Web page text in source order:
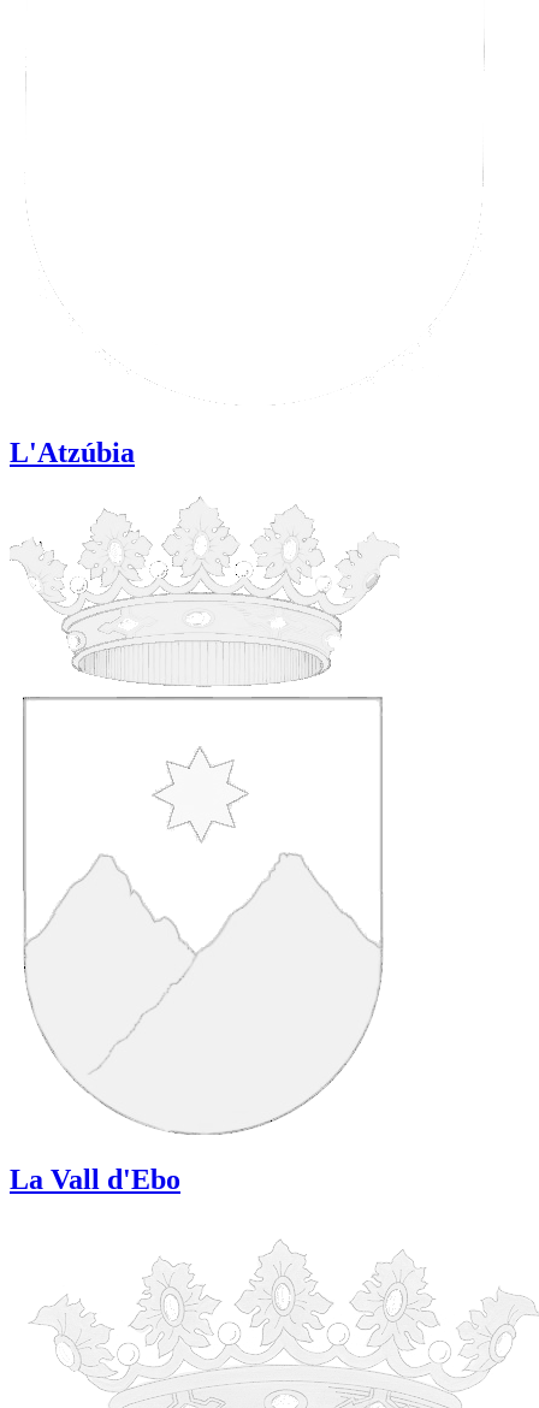
L'Atzúbia
La Vall d'Ebo